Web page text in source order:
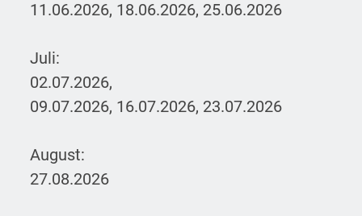
11.06.2026, 18.06.2026, 25.06.2026
Juli:
02.07.2026,
09.07.2026, 16.07.2026, 23.07.2026
August:
27.08.2026